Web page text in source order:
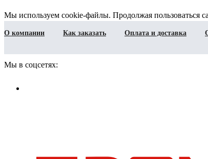
Мы используем cookie-файлы. Продолжая пользоваться
О компании Как заказать Оплата и доставка
Мы в соцсетях: